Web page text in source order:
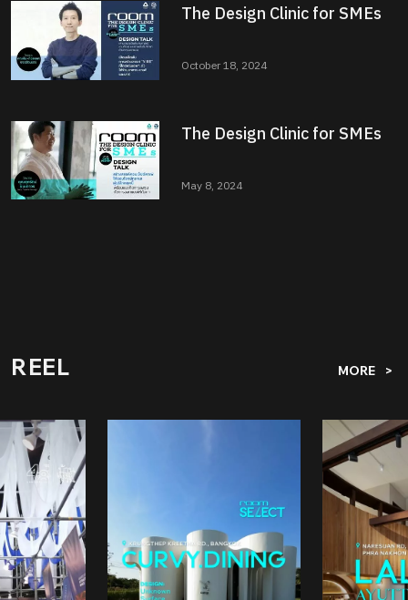
The Design Clinic for SMEs
October 18, 2024
The Design Clinic for SMEs
May 8, 2024
REEL MORE